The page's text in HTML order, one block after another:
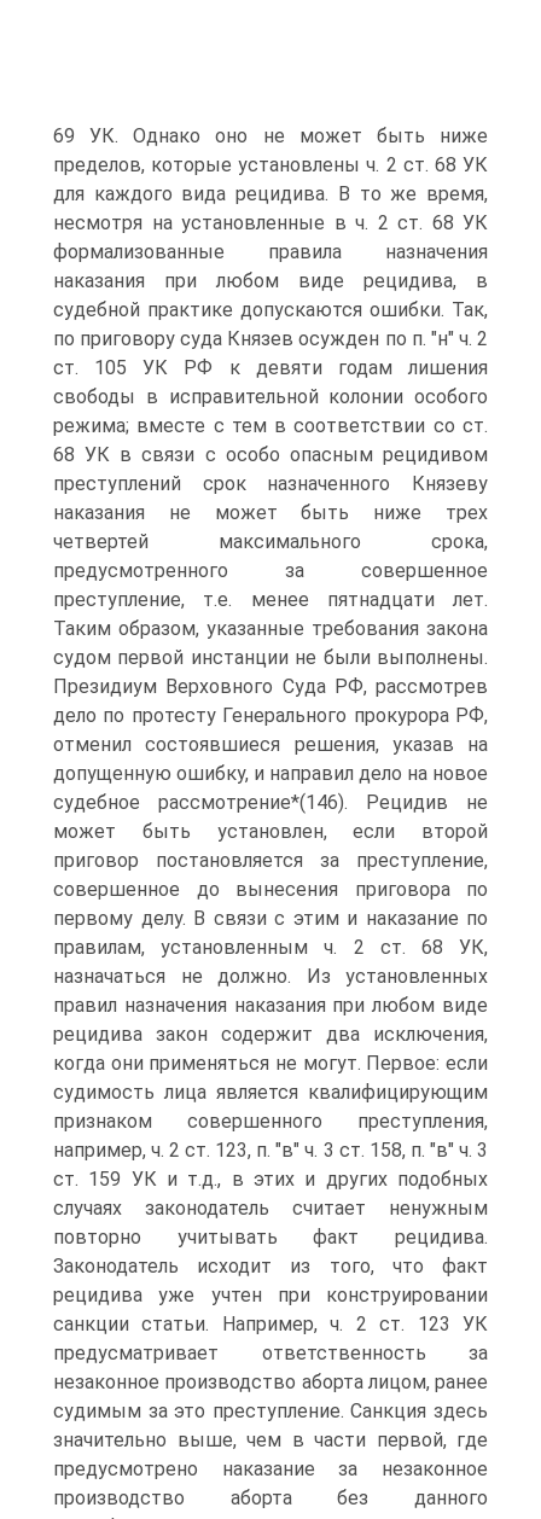
69 УК. Однако оно не может быть ниже
пределов, которые установлены ч. 2 ст. 68 УК
для каждого вида рецидива. В то же время,
несмотря на установленные в ч. 2 ст. 68 УК
формализованные правила назначения
наказания при любом виде рецидива, в
судебной практике допускаются ошибки. Так,
по приговору суда Князев осужден по п. "н" ч. 2
ст. 105 УК РФ к девяти годам лишения
свободы в исправительной колонии особого
режима; вместе с тем в соответствии со ст.
68 УК в связи с особо опасным рецидивом
преступлений срок назначенного Князеву
наказания не может быть ниже трех
четвертей максимального срока,
предусмотренного за совершенное
преступление, т.е. менее пятнадцати лет.
Таким образом, указанные требования закона
судом первой инстанции не были выполнены.
Президиум Верховного Суда РФ, рассмотрев
дело по протесту Генерального прокурора РФ,
отменил состоявшиеся решения, указав на
допущенную ошибку, и направил дело на новое
судебное рассмотрение*(146). Рецидив не
может быть установлен, если второй
приговор постановляется за преступление,
совершенное до вынесения приговора по
первому делу. В связи с этим и наказание по
правилам, установленным ч. 2 ст. 68 УК,
назначаться не должно. Из установленных
правил назначения наказания при любом виде
рецидива закон содержит два исключения,
когда они применяться не могут. Первое: если
судимость лица является квалифицирующим
признаком совершенного преступления,
например, ч. 2 ст. 123, п. "в" ч. 3 ст. 158, п. "в" ч. 3
ст. 159 УК и т.д., в этих и других подобных
случаях законодатель считает ненужным
повторно учитывать факт рецидива.
Законодатель исходит из того, что факт
рецидива уже учтен при конструировании
санкции статьи. Например, ч. 2 ст. 123 УК
предусматривает ответственность за
незаконное производство аборта лицом, ранее
судимым за это преступление. Санкция здесь
значительно выше, чем в части первой, где
предусмотрено наказание за незаконное
производство аборта без данного